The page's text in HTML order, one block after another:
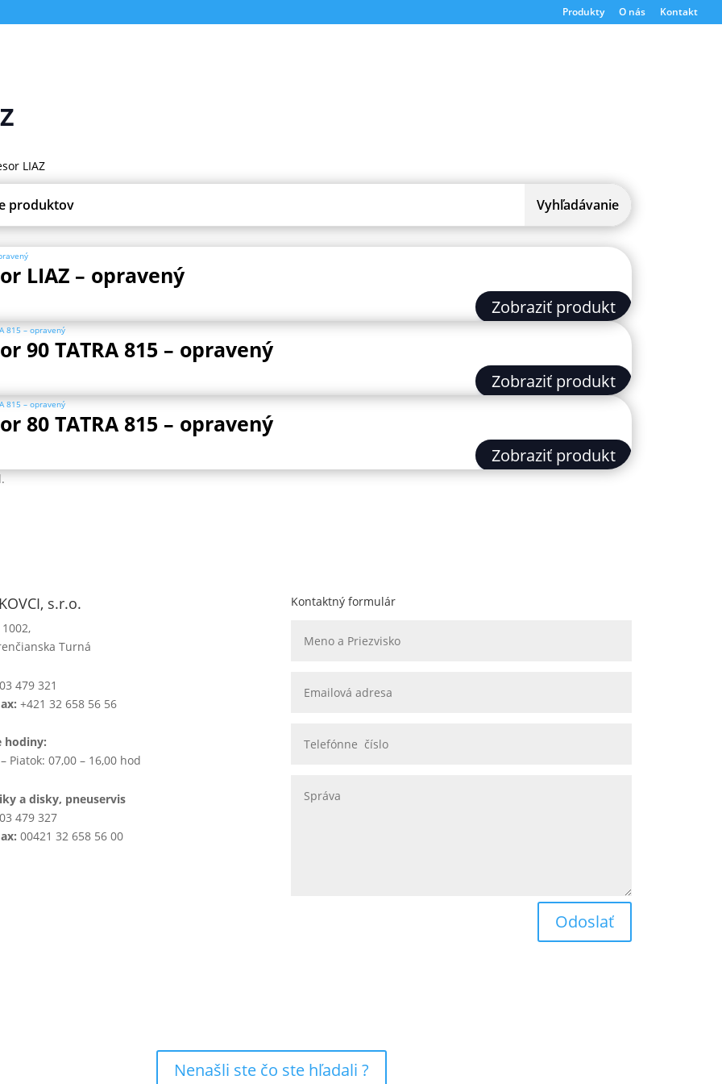
Produkty O nás Kontakt
LIAZ
LIAZ – opravený
Zobraziť produkt
90 TATRA 815 – opravený
Zobraziť produkt
80 TATRA 815 – opravený
Zobraziť produkt
s.r.o.
Turná
479 321
+421 32 658 56 56
hodiny:
Piatok: 07,00 – 16,00 hod
a disky, pneuservis
479 327
00421 32 658 56 00
Kontaktný formulár
Odoslať
Nenašli ste čo ste hľadali ?